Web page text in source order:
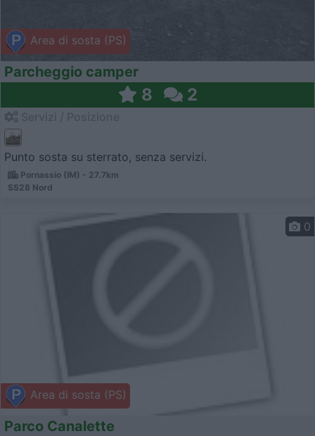
Area di sosta (PS)
Parcheggio camper
8 2
Punto sosta su sterrato, senza servizi.
Pornassio (IM) - 27.7km
SS28 Nord
Area di sosta (PS)
0
Parco Canalette